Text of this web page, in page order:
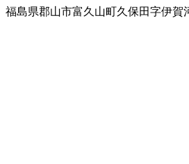
福島県郡山市富久山町久保田字伊賀